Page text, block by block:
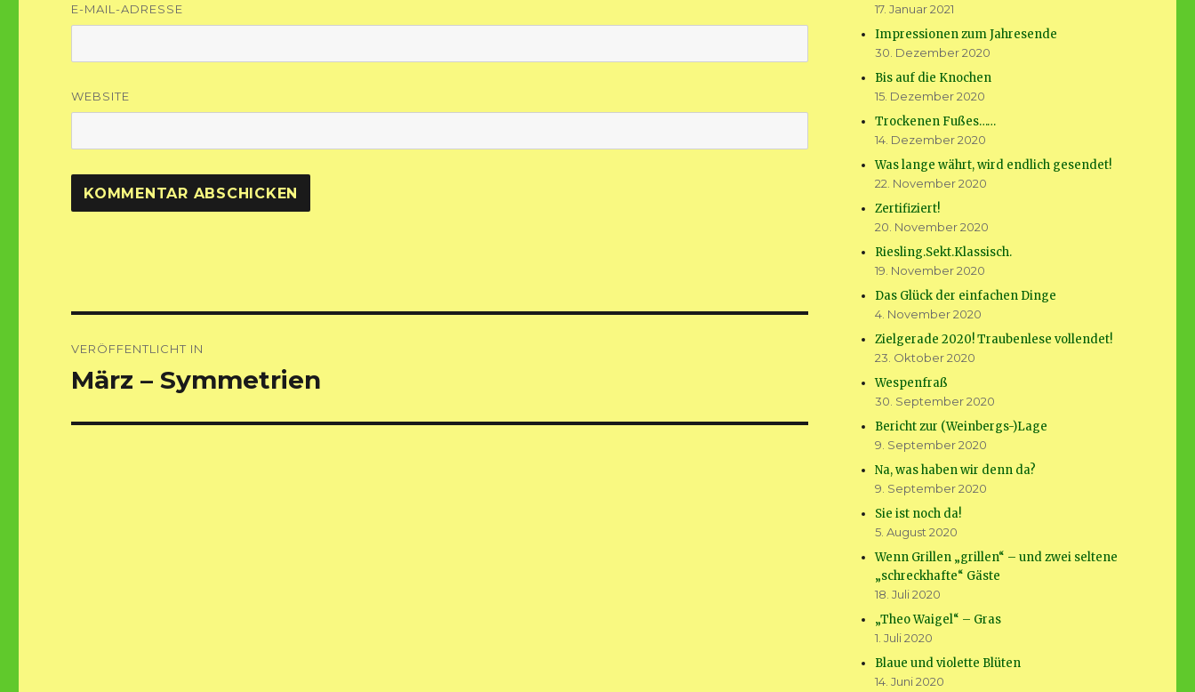
E-MAIL-ADRESSE
WEBSITE
VERÖFFENTLICHT IN
März – Symmetrien
17. Januar 2021
Impressionen zum Jahresende
30. Dezember 2020
Bis auf die Knochen
15. Dezember 2020
Trockenen Fußes……
14. Dezember 2020
Was lange währt, wird endlich gesendet!
22. November 2020
Zertifiziert!
20. November 2020
Riesling.Sekt.Klassisch.
19. November 2020
Das Glück der einfachen Dinge
4. November 2020
Zielgerade 2020! Traubenlese vollendet!
23. Oktober 2020
Wespenfraß
30. September 2020
Bericht zur (Weinbergs-)Lage
9. September 2020
Na, was haben wir denn da?
9. September 2020
Sie ist noch da!
5. August 2020
Wenn Grillen „grillen“ – und zwei seltene
„schreckhafte“ Gäste
18. Juli 2020
„Theo Waigel“ – Gras
1. Juli 2020
Blaue und violette Blüten
14. Juni 2020